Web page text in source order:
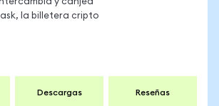
la billetera cripto
Descargas Reseñas